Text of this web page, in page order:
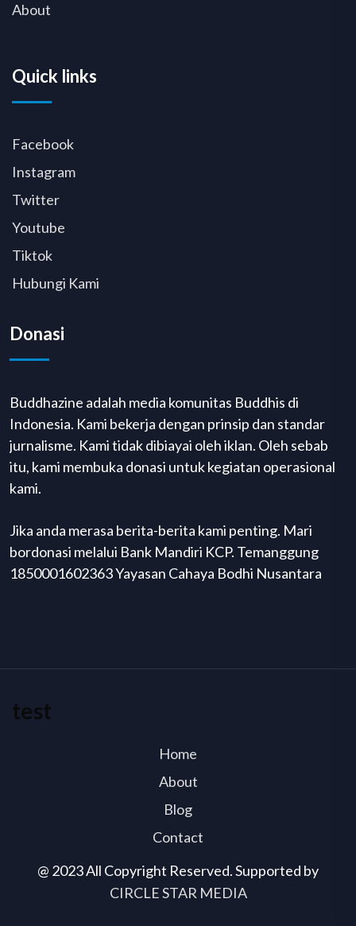
About
Quick links
Facebook
Instagram
Twitter
Youtube
Tiktok
Hubungi Kami
Donasi
Buddhazine adalah media komunitas Buddhis di
Indonesia. Kami bekerja dengan prinsip dan standar
jurnalisme. Kami tidak dibiayai oleh iklan. Oleh sebab
itu, kami membuka donasi untuk kegiatan operasional
kami.
Jika anda merasa berita-berita kami penting. Mari
bordonasi melalui Bank Mandiri KCP. Temanggung
1850001602363 Yayasan Cahaya Bodhi Nusantara
@ 2023 All Copyright Reserved. Supported by
CIRCLE STAR MEDIA
test
Home
About
Blog
Contact